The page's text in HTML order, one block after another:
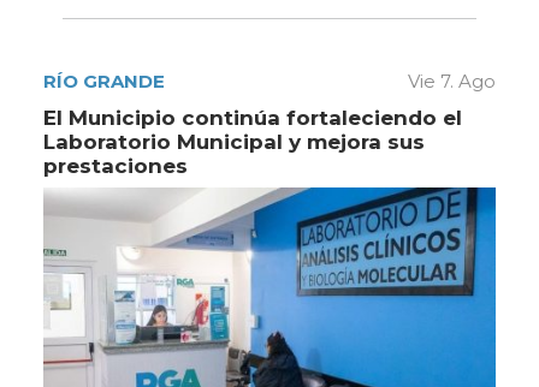
RÍO GRANDE Vie 7. Ago
El Municipio continúa fortaleciendo el
Laboratorio Municipal y mejora sus
prestaciones